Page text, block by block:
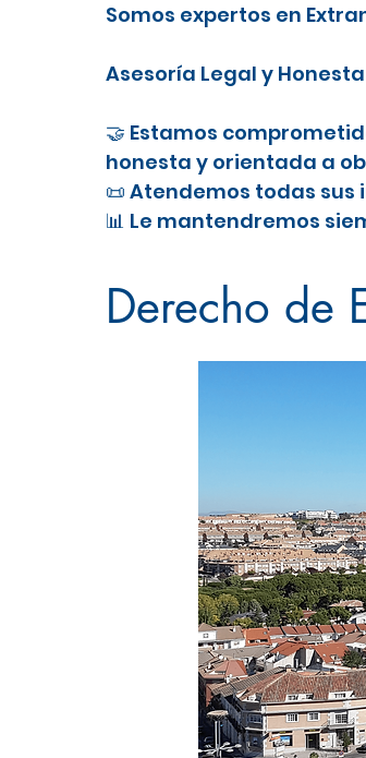
Somos expertos en
Asesoría Legal y
🤝 Estamos
honesta y orientada a
📜 Atendemos todas
📊 Le mantendremos
Derecho de